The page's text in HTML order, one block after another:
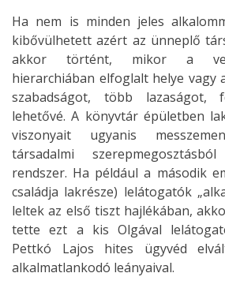
Ha nem is minden jeles
kibővülhetett azért az ünneplő
akkor történt, mikor a
hierarchiában elfoglalt helye vagy
szabadságot, több lazaságot,
lehetővé. A könyvtár épületben
viszonyait ugyanis
társadalmi
rendszer. Ha például a második
családja lakrésze) lelátogatók
leltek az első tiszt hajlékában,
tette ezt a kis Olgával
Pettkó Lajos hites ügyvéd
alkalmatlankodó leányaival.